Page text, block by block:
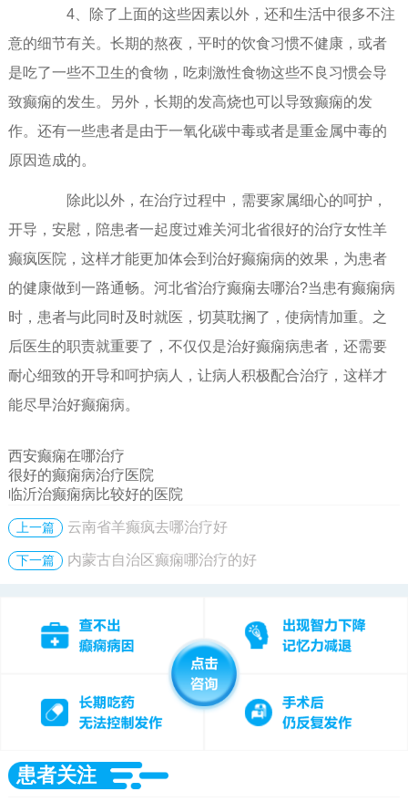
4、除了上面的这些因素以外，还和生活中很多不注
意的细节有关。长期的熬夜，平时的饮食习惯不健康，或者
是吃了一些不卫生的食物，吃刺激性食物这些不良习惯会导
致癫痫的发生。另外，长期的发高烧也可以导致癫痫的发
作。还有一些患者是由于一氧化碳中毒或者是重金属中毒的
原因造成的。
除此以外，在治疗过程中，需要家属细心的呵护，
开导，安慰，陪患者一起度过难关河北省很好的治疗女性羊
癫疯医院，这样才能更加体会到治好癫痫病的效果，为患者
的健康做到一路通畅。河北省治疗癫痫去哪治?当患有癫痫病
时，患者与此同时及时就医，切莫耽搁了，使病情加重。之
后医生的职责就重要了，不仅仅是治好癫痫病患者，还需要
耐心细致的开导和呵护病人，让病人积极配合治疗，这样才
能尽早治好癫痫病。
西安癫痫在哪治疗
很好的癫痫病治疗医院
临沂治癫痫病比较好的医院
上一篇 云南省羊癫疯去哪治疗好
下一篇 内蒙古自治区癫痫哪治疗的好
患者关注